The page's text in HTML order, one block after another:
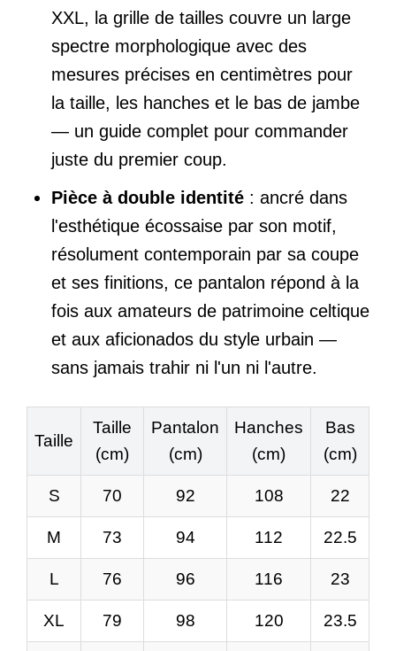
XXL, la grille de tailles couvre un large
spectre morphologique avec des
mesures précises en centimètres pour
la taille, les hanches et le bas de jambe
— un guide complet pour commander
juste du premier coup.
Pièce à double identité : ancré dans
l'esthétique écossaise par son motif,
résolument contemporain par sa coupe
et ses finitions, ce pantalon répond à la
fois aux amateurs de patrimoine celtique
et aux aficionados du style urbain —
sans jamais trahir ni l'un ni l'autre.
Taille
Taille
(cm)
Pantalon
(cm)
Hanches
(cm)
Bas
(cm)
S 70 92 108 22
M 73 94 112 22.5
L 76 96 116 23
XL 79 98 120 23.5